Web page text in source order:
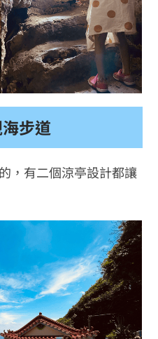
步道
，有二個涼亭設計都讓